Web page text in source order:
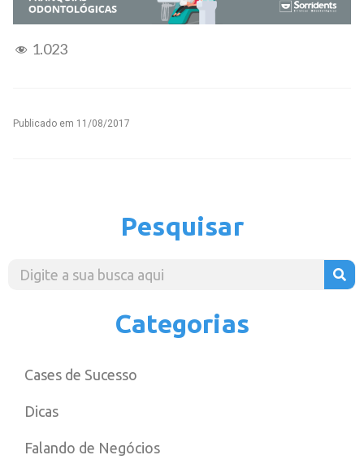
1.023
Publicado em 11/08/2017
Pesquisar
Categorias
Cases de Sucesso
Dicas
Falando de Negócios